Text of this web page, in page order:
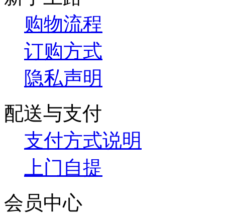
购物流程
订购方式
隐私声明
配送与支付
支付方式说明
上门自提
会员中心